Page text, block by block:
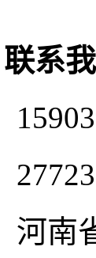
联系我
河南